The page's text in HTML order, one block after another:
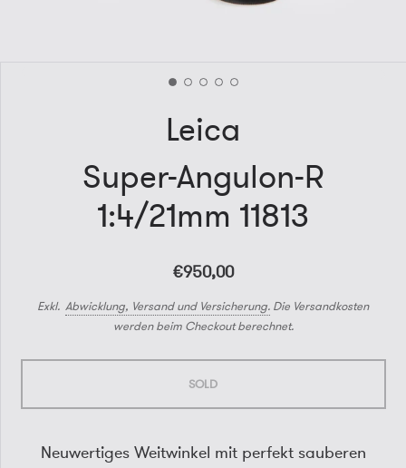
Leica
Super-Angulon-R
1:4/21mm 11813
€950,00
Exkl.Abwicklung, Versand und Versicherung. Die Versandkosten
werden beim Checkout berechnet.
SOLD
Neuwertiges Weitwinkel mit perfekt sauberen